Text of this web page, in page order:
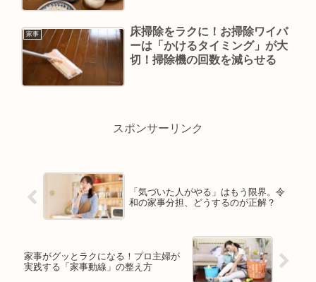
家事
床掃除をラクに！お掃除ワイパ
ーは「かけるタイミング」が大
切！掃除機の回数を減らせる
スポンサーリンク
「気づいた人がやる」はもう限界。令
和の家事分担、どうするのが正解？
家事がグッとラクになる！プロ主婦が
実践する「家事動線」の整え方